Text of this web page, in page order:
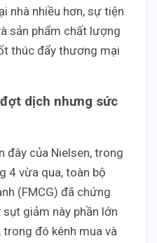
nhà nhiều hơn, sự tiện
sản phẩm chất lượng
thúc đẩy thương mại
dịch nhưng sức
đây của Nielsen, trong
4 vừa qua, toàn bộ
(FMCG) đã chứng
giảm này phần lớn
đó kênh mua và